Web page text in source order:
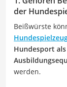
der
Beißwürste
Hundesport
werden.